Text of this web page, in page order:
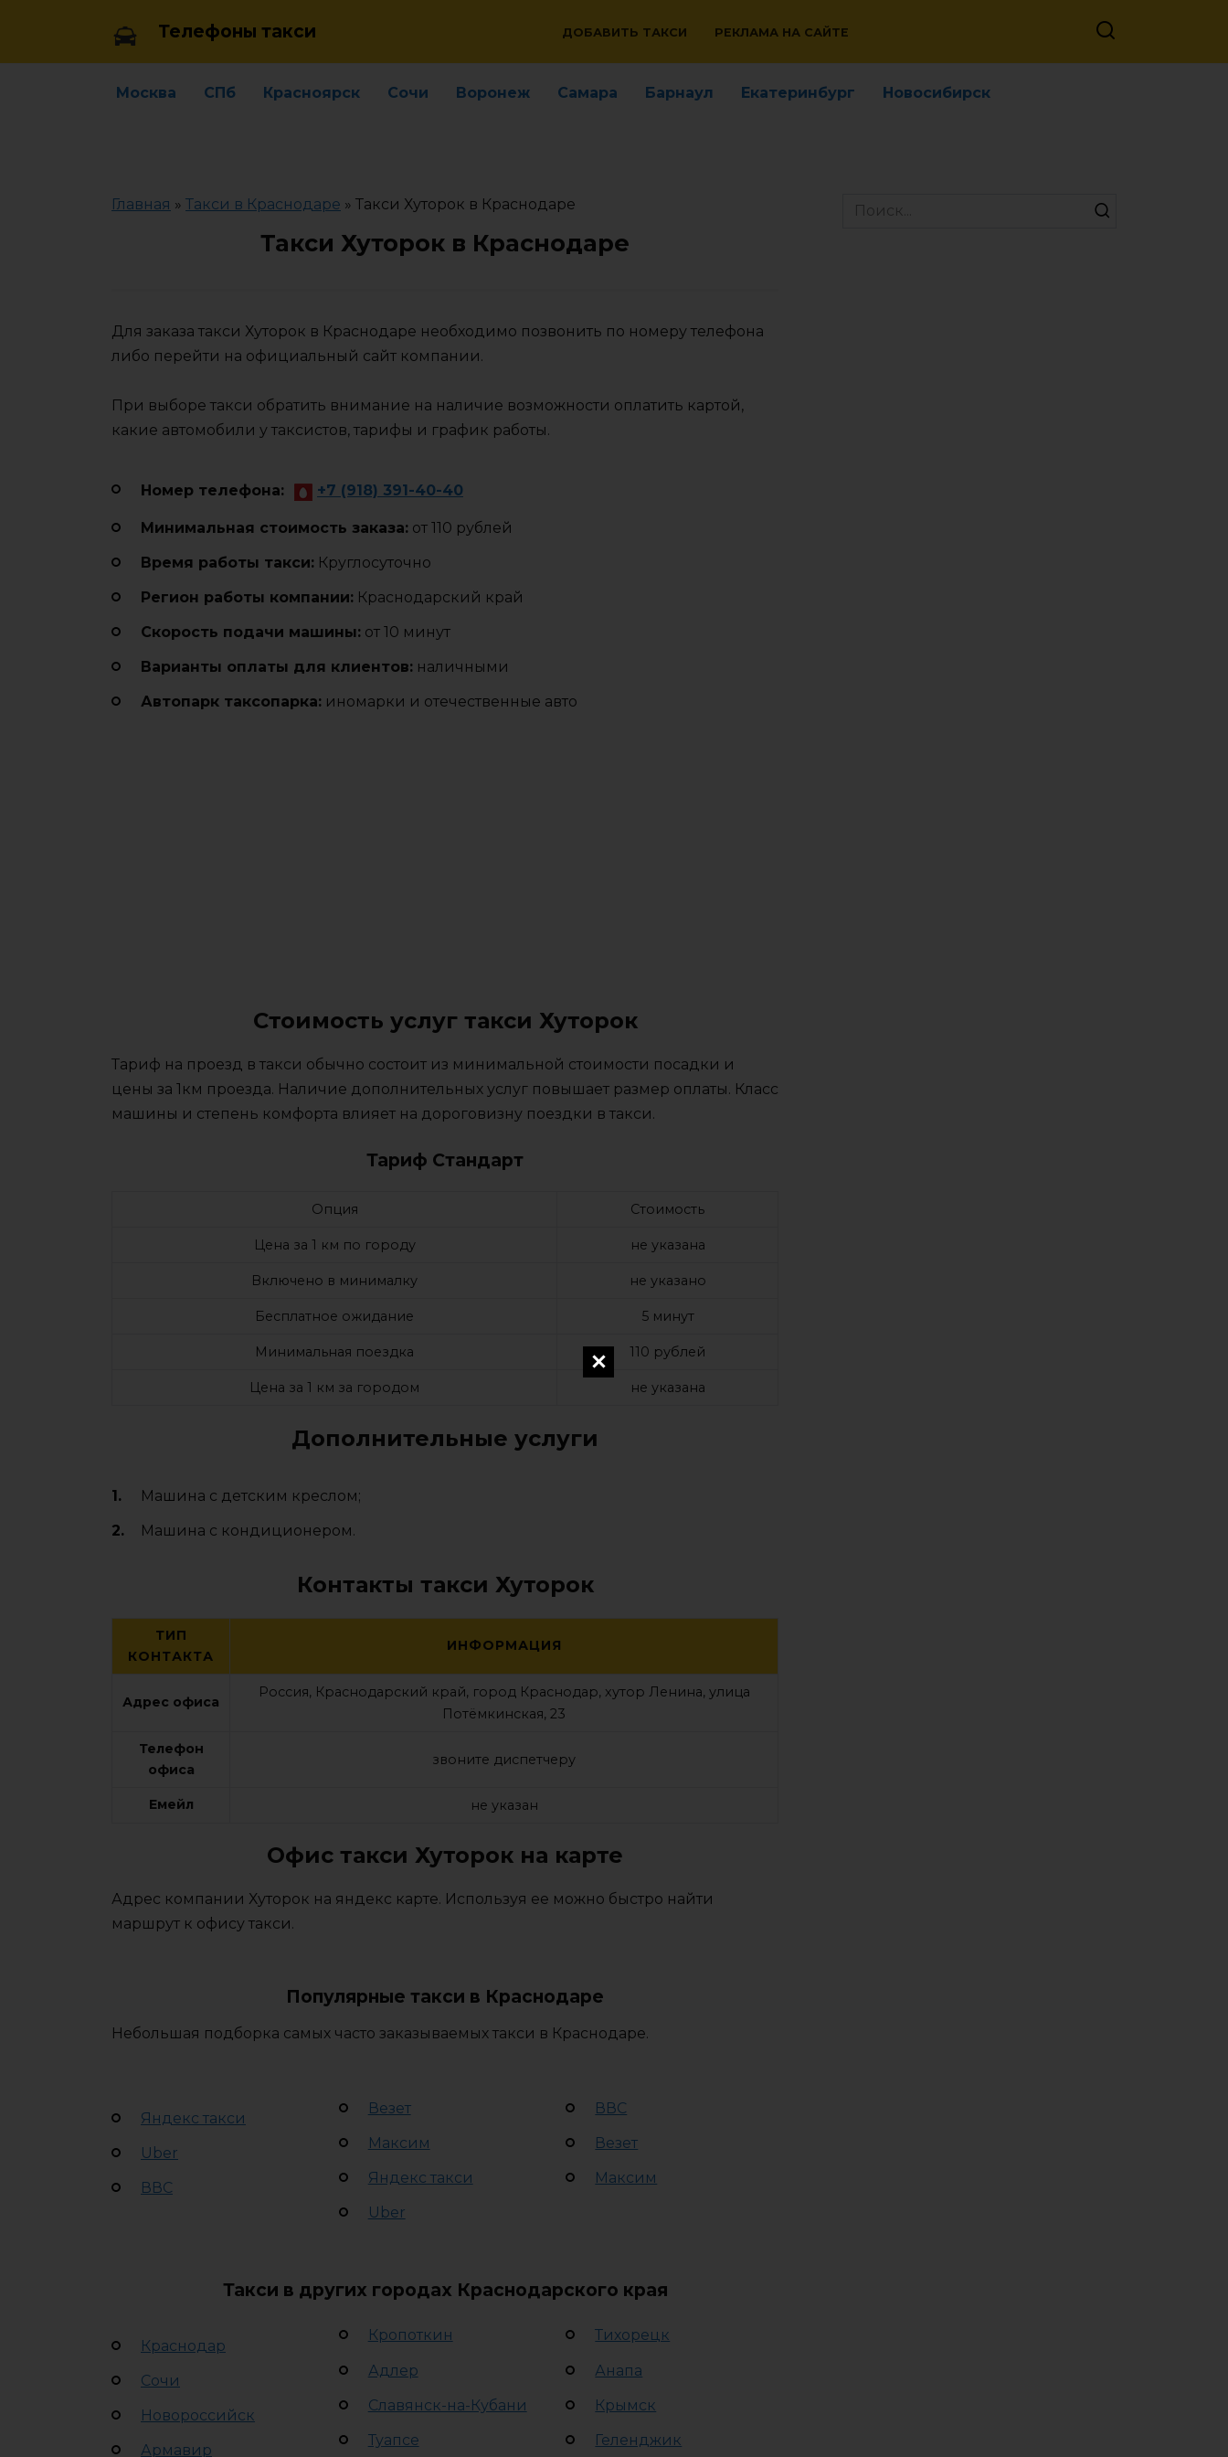
Телефоны такси ДОБАВИТЬ ТАКСИ РЕКЛАМА НА САЙТЕ
Москва СПб Красноярск Сочи Воронеж Самара Барнаул Екатеринбург Новосибирск
Главная » Такси в Краснодаре » Такси Хуторок в Краснодаре
Такси Хуторок в Краснодаре
Для заказа такси Хуторок в Краснодаре необходимо позвонить по номеру телефона
либо перейти на официальный сайт компании.
При выборе такси обратить внимание на наличие возможности оплатить картой,
какие автомобили у таксистов, тарифы и график работы.
Номер телефона: +7 (918) 391-40-40
Минимальная стоимость заказа: от 110 рублей
Время работы такси: Круглосуточно
Регион работы компании: Краснодарский край
Cкорость подачи машины: от 10 минут
Варианты оплаты для клиентов: наличными
Автопарк таксопарка: иномарки и отечественные авто
Стоимость услуг такси Хуторок
Тариф на проезд в такси обычно состоит из минимальной стоимости посадки и
цены за 1км проезда. Наличие дополнительных услуг повышает размер оплаты. Класс
машины и степень комфорта влияет на дороговизну поездки в такси.
Тариф Стандарт
Опция Стоимость
Цена за 1 км по городу не указана
Включено в минималку не указано
Бесплатное ожидание 5 минут
Минимальная поездка 110 рублей
Цена за 1 км за городом не указана
Дополнительные услуги
Машина с детским креслом;
Машина с кондиционером.
Контакты такси Хуторок
ТИП
КОНТАКТА
ИНФОРМАЦИЯ
Адрес офиса
Россия, Краснодарский край, город Краснодар, хутор Ленина, улица
Потёмкинская, 23
Телефон
офиса
звоните диспетчеру
Емейл не указан
Офис такси Хуторок на карте
Адрес компании Хуторок на яндекс карте. Используя ее можно быстро найти
маршрут к офису такси.
Популярные такси в Краснодаре
Небольшая подборка самых часто заказываемых такси в Краснодаре.
Яндекс такси
Uber
ВВС
Везет
Максим
Яндекс такси
Uber
ВВС
Везет
Максим
Такси в других городах Краснодарского края
Краснодар
Сочи
Новороссийск
Армавир
Кропоткин
Адлер
Славянск-на-Кубани
Туапсе
Тихорецк
Анапа
Крымск
Геленджик
Search